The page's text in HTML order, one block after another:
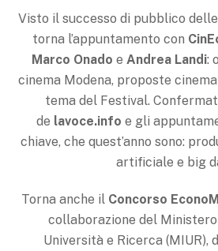
Visto il successo di pubblico
torna l’appuntamento con
Marco Onado e Andrea Landi:
cinema Modena, proposte
tema del Festival.
de lavoce.info e gli
chiave, che quest’anno sono:
artificiale e big
Torna anche il Concorso
collaborazione del Ministero
Università e Ricerca (MIUR),